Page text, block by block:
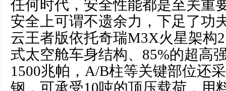
任何时代，安全性能都是至关重
安全上可谓不遗余力，下足了功
云王者版依托奇瑞M3X火星架构
式太空舱车身结构、85%的超高
1500兆帕，A/B柱等关键部位还
钢，可承受10吨的顶压载荷，用